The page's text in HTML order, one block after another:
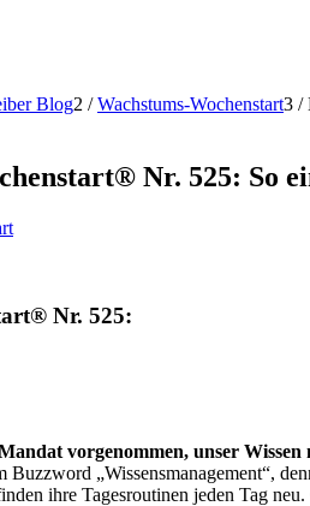
Blog2 / Wachstums-Wochenstart3 /
Nr. 525: So
Nr. 525:
vorgenommen, unser Wissen
„Wissensmanagement“,
ihre Tagesroutinen jeden Tag